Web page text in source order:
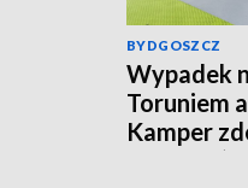
BYDGOSZCZ
Wypadek
Toruniem
Kamper
z autem